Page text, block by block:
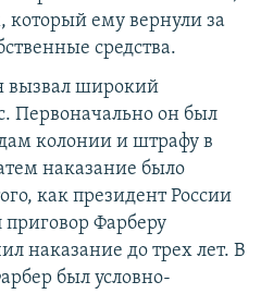
который ему вернули за
средства.
вызвал широкий
Первоначально он был
колонии и штрафу в
наказание было
как президент России
приговор Фарберу
наказание до трех лет. В
был условно-